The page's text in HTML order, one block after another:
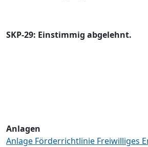
SKP-29: Einstimmig abgelehnt.
Anlagen
Anlage Förderrichtlinie Freiwilliges